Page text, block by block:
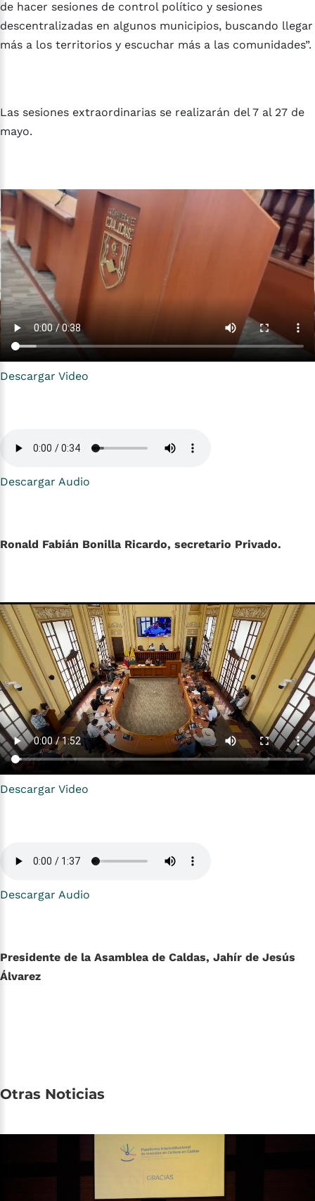
de hacer sesiones de control político y sesiones
descentralizadas en algunos municipios, buscando llegar
más a los territorios y escuchar más a las comunidades”.
Las sesiones extraordinarias se realizarán del 7 al 27 de
mayo.
Descargar Video
Descargar Audio
Ronald Fabián Bonilla Ricardo, secretario Privado.
Descargar Video
Descargar Audio
Presidente de la Asamblea de Caldas, Jahír de Jesús
Álvarez
Otras Noticias